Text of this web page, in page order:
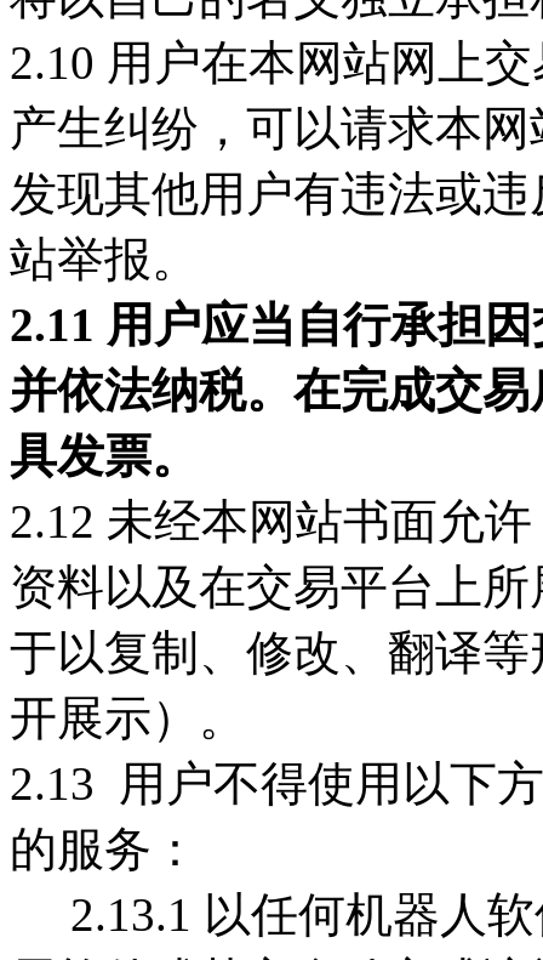
2.10 用户在本网站网上
产生纠纷，可以请求本
发现其他用户有违法或
站举报。
2.11 用户应当自行承担
并依法纳税。在完成交
具发票。
2.12 未经本网站书面允
资料以及在交易平台上
于以复制、修改、翻译
开展示）。
2.13 用户不得使用以下
的服务：
2.13.1 以任何机器人软